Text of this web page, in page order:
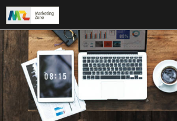
Saltar
contenido